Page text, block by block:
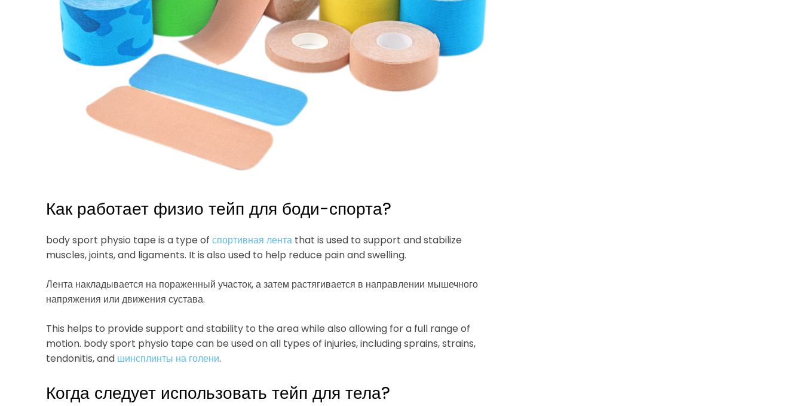
Как работает физио тейп для боди-спорта?
body sport physio tape is a type ofспортивная лента that is used to support and stabilize
muscles, joints, and ligaments. It is also used to help reduce pain and swelling.
Лента накладывается на пораженный участок, а затем растягивается в направлении мышечного
напряжения или движения сустава.
This helps to provide support and stability to the area while also allowing for a full range of
motion. body sport physio tape can be used on all types of injuries, including sprains, strains,
tendonitis, and шинсплинты на голени.
Когда следует использовать тейп для тела?